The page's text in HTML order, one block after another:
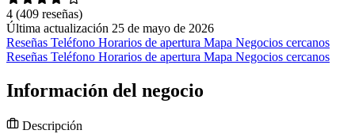
4 (409 reseñas)
Última actualización 25 de mayo de 2026
Reseñas Teléfono Horarios de apertura Mapa Negocios cercanos
Reseñas Teléfono Horarios de apertura Mapa Negocios cercanos
Información del negocio
Descripción